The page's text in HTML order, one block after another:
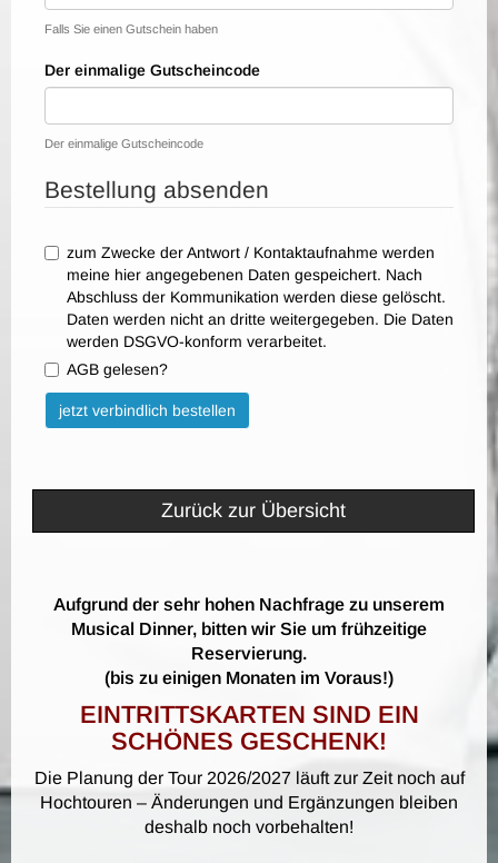
Falls Sie einen Gutschein haben
Der einmalige Gutscheincode
Der einmalige Gutscheincode
Bestellung absenden
zum Zwecke der Antwort / Kontaktaufnahme werden
meine hier angegebenen Daten gespeichert. Nach
Abschluss der Kommunikation werden diese gelöscht.
Daten werden nicht an dritte weitergegeben. Die Daten
werden DSGVO-konform verarbeitet.
AGB gelesen?
Bitte nicht ausfüllen.
jetzt verbindlich bestellen
Zurück zur Übersicht
Aufgrund der sehr hohen Nachfrage zu unserem
Musical Dinner, bitten wir Sie um frühzeitige
Reservierung.
(bis zu einigen Monaten im Voraus!)
EINTRITTSKARTEN SIND EIN
SCHÖNES GESCHENK!
Die Planung der Tour 2026/2027 läuft zur Zeit noch auf
Hochtouren – Änderungen und Ergänzungen bleiben
deshalb noch vorbehalten!